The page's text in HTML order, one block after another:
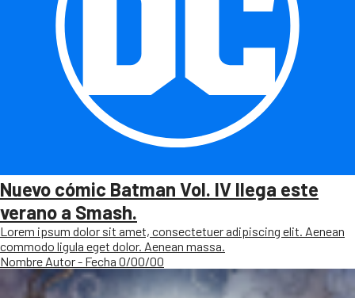
Nuevo cómic Batman Vol. IV llega este
verano a Smash.
Lorem ipsum dolor sit amet, consectetuer adipiscing elit. Aenean
commodo ligula eget dolor. Aenean massa.
Nombre Autor - Fecha 0/00/00